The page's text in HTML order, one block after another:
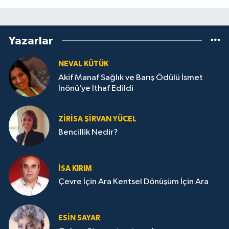
Yazarlar
NEVAL KÜTÜK
Akif Manaf Sağlık ve Barış Ödülü İsmet
İnönü’ye İthaf Edildi
ZIRISA ŞIRVAN YÜCEL
Bencillik Nedir?
İSA KIRIM
Çevre İçin Ara Kentsel Dönüşüm İçin Ara
ESIN SAYAR